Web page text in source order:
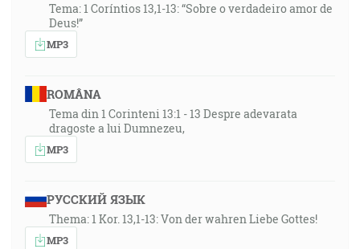
Tema: 1 Coríntios 13,1-13: “Sobre o verdadeiro amor de
Deus!”
MP3
ROMÂNA
Tema din 1 Corinteni 13:1 - 13 Despre adevarata
dragoste a lui Dumnezeu,
MP3
РУССКИЙ ЯЗЫК
Thema: 1 Kor. 13,1-13: Von der wahren Liebe Gottes!
MP3